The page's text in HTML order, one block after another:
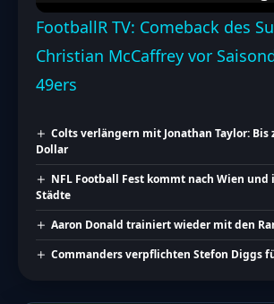
FootballR TV: Comeback des
Christian McCaffrey vor
49ers
Colts verlängern mit Jonathan Taylor: Bis
Dollar
NFL Football Fest kommt nach Wien
Städte
Aaron Donald trainiert wieder mit den
Commanders verpflichten Stefon Diggs